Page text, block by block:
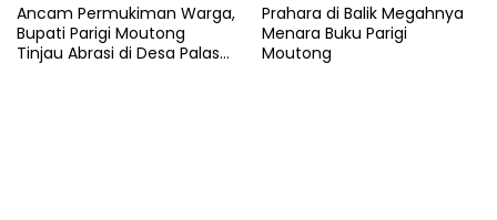
Ancam Permukiman Warga,
Bupati Parigi Moutong
Tinjau Abrasi di Desa Palasa
Prahara di Balik Megahnya
Menara Buku Parigi
Moutong